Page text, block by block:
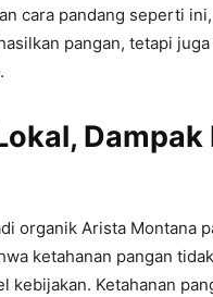
cara pandang seperti
pangan, tetapi
Dampak
organik Arista Montana
ketahanan pangan
kebijakan. Ketahanan